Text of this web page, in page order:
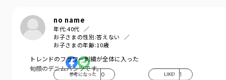
no name
年代:40代
お子さまの性別:答えない
お子さまの年齢:10歳
参考になった 0 LIKE! 1
トレンドのフラワー刺繍が全体に入った
旬顔のデニムパンツです。